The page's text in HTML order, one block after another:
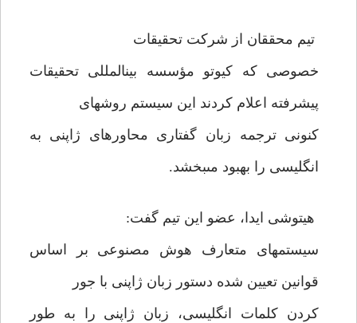
تيم محققان از شركت تحقيقات
خصوصى كه كيوتو مؤسسه بين‏المللى تحقيقات
پيشرفته اعلام كردند اين سيستم روشهاى
كنونى ترجمه زبان گفتارى محاوره‏اى ژاپنى به
انگليسى را بهبود مى‏بخشد.
هيتوشى ايدا، عضو اين تيم گفت:
سيستمهاى متعارف هوش مصنوعى بر اساس
قوانين تعيين شده دستور زبان ژاپنى با جور
كردن كلمات انگليسى، زبان ژاپنى را به طور